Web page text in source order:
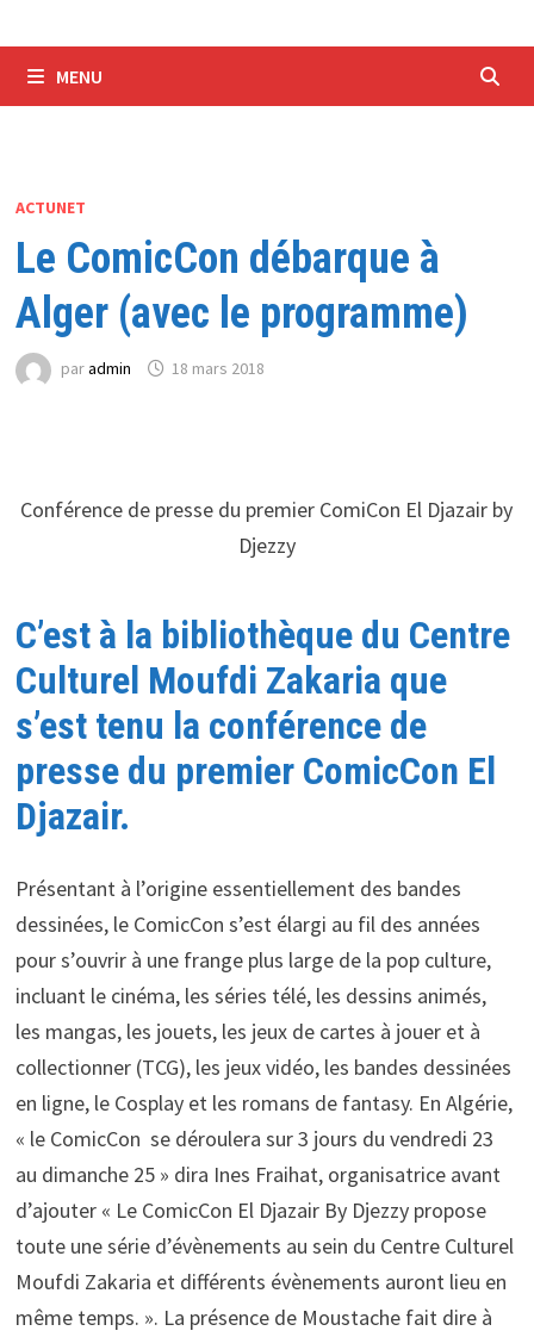
MENU
ACTUNET
Le ComicCon débarque à
Alger (avec le programme)
paradmin 18 mars 2018
Conférence de presse du premier ComiCon El Djazair by
Djezzy
C’est à la bibliothèque du Centre
Culturel Moufdi Zakaria que
s’est tenu la conférence de
presse du premier ComicCon El
Djazair.
Présentant à l’origine essentiellement des bandes
dessinées, le ComicCon s’est élargi au fil des années
pour s’ouvrir à une frange plus large de la pop culture,
incluant le cinéma, les séries télé, les dessins animés,
les mangas, les jouets, les jeux de cartes à jouer et à
collectionner (TCG), les jeux vidéo, les bandes dessinées
en ligne, le Cosplay et les romans de fantasy. En Algérie,
« le ComicCon se déroulera sur 3 jours du vendredi 23
au dimanche 25 » dira Ines Fraihat, organisatrice avant
d’ajouter « Le ComicCon El Djazair By Djezzy propose
toute une série d’évènements au sein du Centre Culturel
Moufdi Zakaria et différents évènements auront lieu en
même temps. ». La présence de Moustache fait dire à